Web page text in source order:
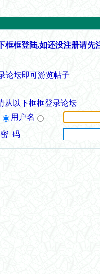
框框登陆,如还没注册请先
论坛即可游览帖子
从以下框框登录论坛
用户名
密 码